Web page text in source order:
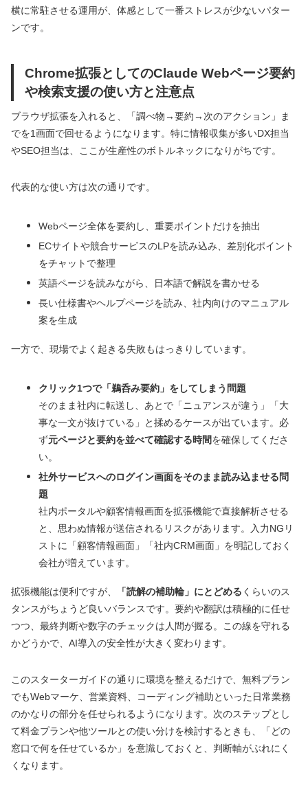
横に常駐させる運用が、体感として一番ストレスが少ないパター
ンです。
Chrome拡張としてのClaude Webページ要約
や検索支援の使い方と注意点
ブラウザ拡張を入れると、「調べ物→要約→次のアクション」ま
でを1画面で回せるようになります。特に情報収集が多いDX担当
やSEO担当は、ここが生産性のボトルネックになりがちです。
代表的な使い方は次の通りです。
Webページ全体を要約し、重要ポイントだけを抽出
ECサイトや競合サービスのLPを読み込み、差別化ポイント
をチャットで整理
英語ページを読みながら、日本語で解説を書かせる
長い仕様書やヘルプページを読み、社内向けのマニュアル
案を生成
一方で、現場でよく起きる失敗もはっきりしています。
クリック1つで「鵜呑み要約」をしてしまう問題
そのまま社内に転送し、あとで「ニュアンスが違う」「大
事な一文が抜けている」と揉めるケースが出ています。必
ず元ページと要約を並べて確認する時間を確保してくださ
い。
社外サービスへのログイン画面をそのまま読み込ませる問
題
社内ポータルや顧客情報画面を拡張機能で直接解析させる
と、思わぬ情報が送信されるリスクがあります。入力NGリ
ストに「顧客情報画面」「社内CRM画面」を明記しておく
会社が増えています。
拡張機能は便利ですが、 「読解の補助輪」にとどめる くらいのス
タンスがちょうど良いバランスです。要約や翻訳は積極的に任せ
つつ、最終判断や数字のチェックは人間が握る。この線を守れる
かどうかで、AI導入の安全性が大きく変わります。
このスターターガイドの通りに環境を整えるだけで、無料プラン
でもWebマーケ、営業資料、コーディング補助といった日常業務
のかなりの部分を任せられるようになります。次のステップとし
て料金プランや他ツールとの使い分けを検討するときも、「どの
窓口で何を任せているか」を意識しておくと、判断軸がぶれにく
くなります。